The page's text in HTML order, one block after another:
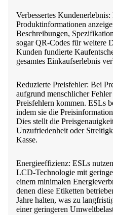
Verbessertes
Produktinformationen
Beschreibungen,
sogar QR-Codes für weitere
Kunden fundierte
gesamtes Einkaufserlebnis
Reduzierte Preisfehler: Bei
aufgrund menschlicher
Preisfehlern kommen. ESLs
indem sie die
Dies stellt die
Unzufriedenheit oder
Kasse.
Energieeffizienz: ESLs
LCD-Technologie mit
einem minimalen
denen diese Etiketten
Jahre halten, was zu
einer geringeren